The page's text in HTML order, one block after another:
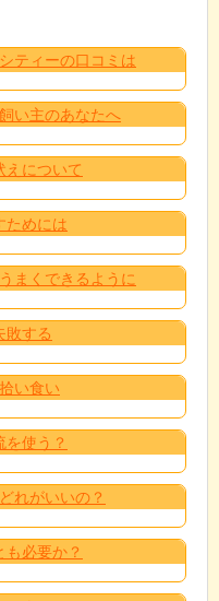
ティーの口コミは
い主のあなたへ
えについて
ためには
まくできるように
敗する
い食い
を使う？
れがいいの？
必要か？